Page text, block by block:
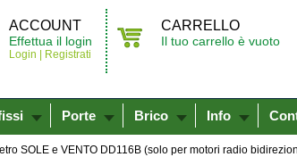
ACCOUNT
Effettua il login
Login | Registrati
CARRELLO
Il tuo carrello è vuoto
Porte Brico Info
SOLE e VENTO DD116B (solo per motori radio